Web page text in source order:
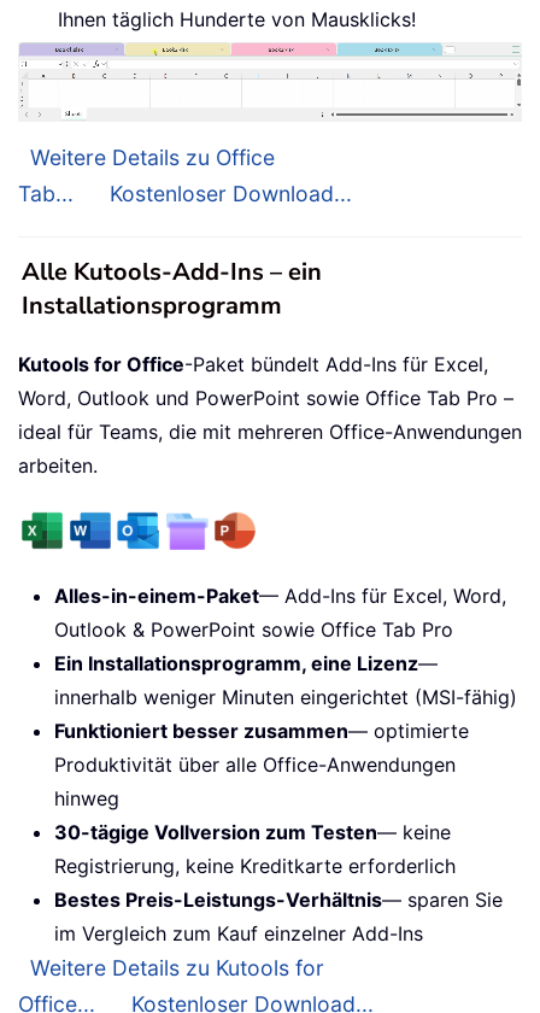
Ihnen täglich Hunderte von Mausklicks!
Weitere Details zu Office
Tab...
Kostenloser Download...
Alle Kutools-Add-Ins – ein
Installationsprogramm
Kutools for Office-Paket bündelt Add-Ins für Excel,
Word, Outlook und PowerPoint sowie Office Tab Pro –
ideal für Teams, die mit mehreren Office-Anwendungen
arbeiten.
Alles-in-einem-Paket— Add-Ins für Excel, Word,
Outlook & PowerPoint sowie Office Tab Pro
Ein Installationsprogramm, eine Lizenz—
innerhalb weniger Minuten eingerichtet (MSI-fähig)
Funktioniert besser zusammen— optimierte
Produktivität über alle Office-Anwendungen
hinweg
30-tägige Vollversion zum Testen— keine
Registrierung, keine Kreditkarte erforderlich
Bestes Preis-Leistungs-Verhältnis— sparen Sie
im Vergleich zum Kauf einzelner Add-Ins
Weitere Details zu Kutools for
Office...
Kostenloser Download...